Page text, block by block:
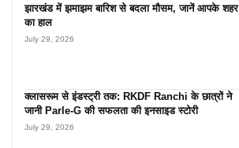
झारखंड में झमाझम बारिश से बदला मौसम, जानें आपके शहर
का हाल
July 29, 2026
क्लासरूम से इंडस्ट्री तक: RKDF Ranchi के छात्रों ने
जानी Parle-G की सफलता की इनसाइड स्टोरी
July 29, 2026